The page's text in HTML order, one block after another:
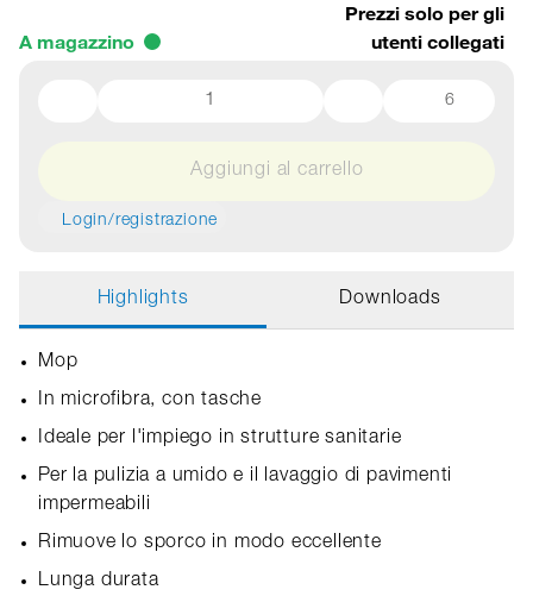
A magazzino
Prezzi solo per gli
utenti collegati
6
Aggiungi al carrello
Login/registrazione
Highlights Downloads
Mop
In microfibra, con tasche
Ideale per l'impiego in strutture sanitarie
Per la pulizia a umido e il lavaggio di pavimenti
impermeabili
Rimuove lo sporco in modo eccellente
Lunga durata